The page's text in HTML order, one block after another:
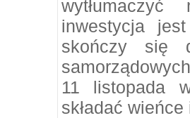
inwestycja
skończy się
11 listopada
składać